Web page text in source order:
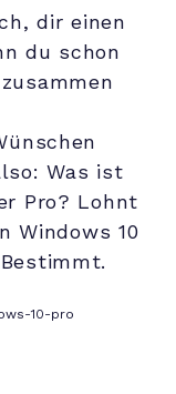
dir einen
du schon
Was ist
Pro? Lohnt
Windows 10